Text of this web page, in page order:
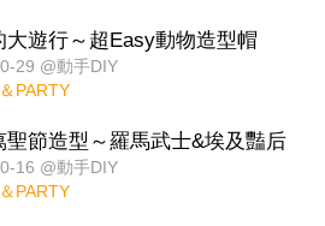
大遊行～超Easy動物造型帽
29 @動手DIY
PARTY
聖節造型～羅馬武士&埃及豔后
16 @動手DIY
PARTY